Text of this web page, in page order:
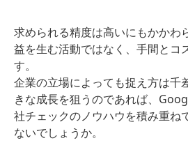
求められる精度は高いにもかかわ
益を生む活動ではなく、手間とコ
す。
企業の立場によっても捉え方は千
きな成長を狙うのであれば、
社チェックのノウハウを積み重ね
ないでしょうか。